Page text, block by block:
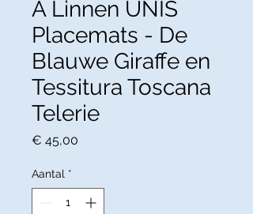
A Linnen UNIS
Placemats - De
Blauwe Giraffe en
Tessitura Toscana
Telerie
€ 45,00
Aantal *